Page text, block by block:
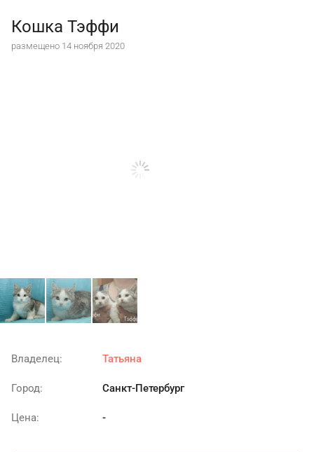
Кошка Тэффи
размещено 14 ноября 2020
Владелец: Татьяна
Город: Санкт-Петербург
Цена: -